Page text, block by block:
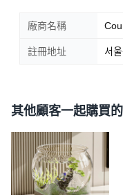
廠商名稱
註冊地址 서
其他顧客一起購買